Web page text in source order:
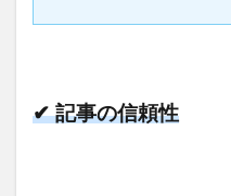
✔ 記事の信頼性